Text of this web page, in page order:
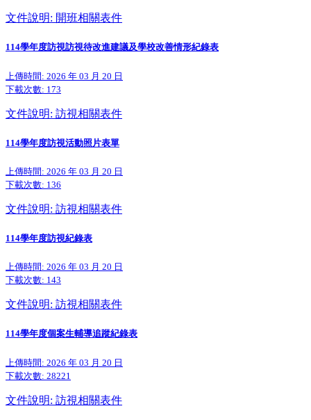
文件說明: 開班相關表件
114學年度訪視訪視待改進建議及學校改善情形紀錄表
上傳時間: 2026 年 03 月 20 日
下載次數: 173
文件說明: 訪視相關表件
114學年度訪視活動照片表單
上傳時間: 2026 年 03 月 20 日
下載次數: 136
文件說明: 訪視相關表件
114學年度訪視紀錄表
上傳時間: 2026 年 03 月 20 日
下載次數: 143
文件說明: 訪視相關表件
114學年度個案生輔導追蹤紀錄表
上傳時間: 2026 年 03 月 20 日
下載次數: 28221
文件說明: 訪視相關表件